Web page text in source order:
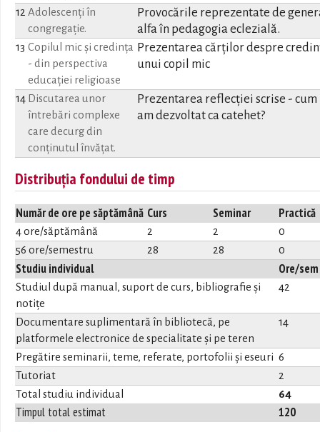
12 Adolescenți în
congregație.
Provocările reprezentate de
alfa în pedagogia eclezială.
13 Copilul mic și credința
- din perspectiva
educației religioase
Prezentarea cărților despre
unui copil mic
14 Discutarea unor
întrebări complexe
care decurg din
conținutul învățat.
Prezentarea reflecției scrise - cum
am dezvoltat ca catehet?
Distribuția fondului de timp
Număr de ore pe săptămână Curs Seminar Practică
4 ore/săptămână 2 2
0
56 ore/semestru
28 28 0
Studiu individual Ore/sem
Timpul total estimat 120
Studiul după manual, suport de curs, bibliografie și
notițe
42
Documentare suplimentară în bibliotecă, pe
platformele electronice de specialitate și pe teren
14
Pregătire seminarii, teme, referate, portofolii și eseuri 6
Tutoriat
2
Total studiu individual
64